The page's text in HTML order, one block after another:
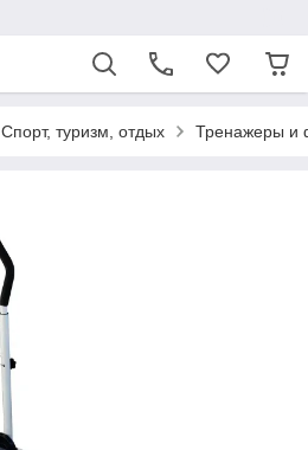
Спорт, туризм, отдых Тренажеры и